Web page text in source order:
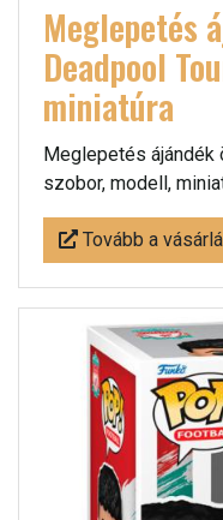
Meglepetés
Deadpool
miniatúra
Meglepetés ájándék
szobor, modell,
Tovább a